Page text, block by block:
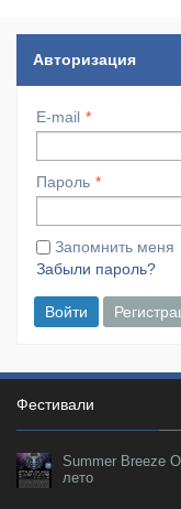
Авторизация
E-mail
Пароль
Запомнить меня
Забыли пароль?
Войти
Фестивали
Summer Breeze
лето